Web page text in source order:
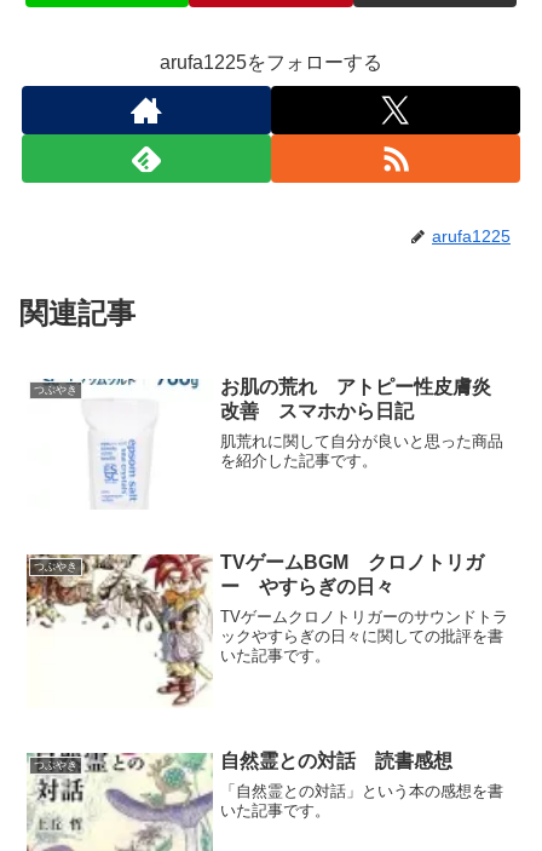
arufa1225をフォローする
arufa1225
関連記事
つぶやき
お肌の荒れ アトピー性皮膚炎
改善 スマホから日記
肌荒れに関して自分が良いと思った商品
を紹介した記事です。
つぶやき
TVゲームBGM クロノトリガ
ー やすらぎの日々
TVゲームクロノトリガーのサウンドトラ
ックやすらぎの日々に関しての批評を書
いた記事です。
つぶやき 自然霊との対話 読書感想
「自然霊との対話」という本の感想を書
いた記事です。